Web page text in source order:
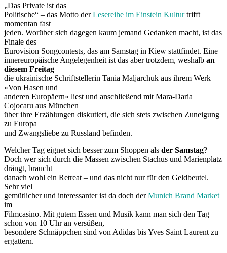
„Das Private ist das
Politische“ – das Motto derLesereihe im Einstein Kulturtrifft
momentan fast
jeden. Worüber sich dagegen kaum jemand Gedanken macht, ist das
Finale des
Eurovision Songcontests, das am Samstag in Kiew stattfindet. Eine
innereuropäische Angelegenheit ist das aber trotzdem, weshalb an
diesem Freitag
die ukrainische Schriftstellerin Tania Maljarchuk aus ihrem Werk
»Von Hasen und
anderen Europäern« liest und anschließend mit Mara-Daria
Cojocaru aus München
über ihre Erzählungen diskutiert, die sich stets zwischen Zuneigung
zu Europa
und Zwangsliebe zu Russland befinden.
Welcher Tag eignet sich besser zum Shoppen als der Samstag?
Doch wer sich durch die Massen zwischen Stachus und Marienplatz
drängt, braucht
danach wohl ein Retreat – und das nicht nur für den Geldbeutel.
Sehr viel
gemütlicher und interessanter ist da doch derMunich Brand Market
im
Filmcasino. Mit gutem Essen und Musik kann man sich den Tag
schon von 10 Uhr an versüßen,
besondere Schnäppchen sind von Adidas bis Yves Saint Laurent zu
ergattern.